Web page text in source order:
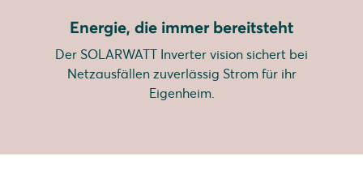
Energie, die immer bereitsteht
Der SOLARWATT Inverter vision sichert bei
Netzausfällen zuverlässig Strom für ihr
Eigenheim.